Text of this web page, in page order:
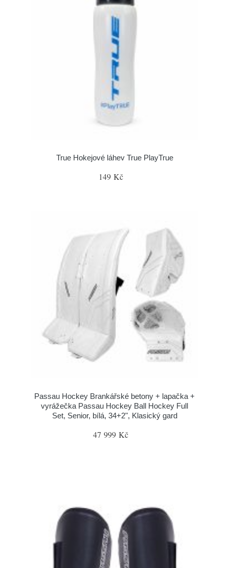
True Hokejové láhev True PlayTrue
149 Kč
Passau Hockey Brankářské betony + lapačka +
vyrážečka Passau Hockey Ball Hockey Full
Set, Senior, bílá, 34+2", Klasický gard
47 999 Kč